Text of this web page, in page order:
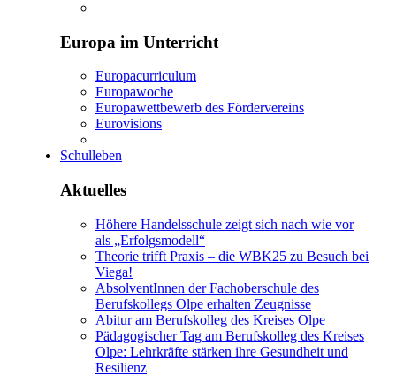
Europa im Unterricht
Europacurriculum
Europawoche
Europawettbewerb des Fördervereins
Eurovisions
Schulleben
Aktuelles
Höhere Handelsschule zeigt sich nach wie vor
als „Erfolgsmodell“
Theorie trifft Praxis – die WBK25 zu Besuch bei
Viega!
AbsolventInnen der Fachoberschule des
Berufskollegs Olpe erhalten Zeugnisse
Abitur am Berufskolleg des Kreises Olpe
Pädagogischer Tag am Berufskolleg des Kreises
Olpe: Lehrkräfte stärken ihre Gesundheit und
Resilienz